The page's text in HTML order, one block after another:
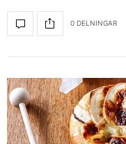
0 DELNINGAR